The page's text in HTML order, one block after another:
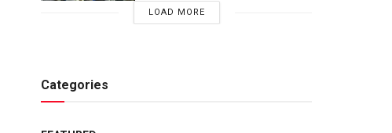
LOAD MORE
Categories